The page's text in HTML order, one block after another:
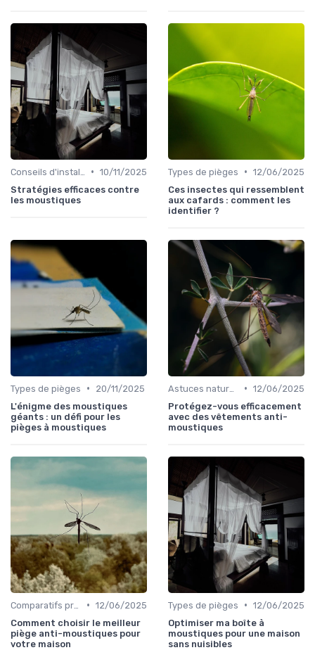
• 10/11/2025
Stratégies efficaces contre
les moustiques
Types de pièges • 12/06/2025
Ces insectes qui ressemblent
aux cafards : comment les
identifier ?
Types de pièges •
20/11/2025
L'énigme des moustiques
géants : un défi pour les
pièges à moustiques
• 12/06/2025
Protégez-vous efficacement
avec des vêtements anti-
moustiques
• 12/06/2025
Comment choisir le meilleur
piège anti-moustiques pour
votre maison
Types de pièges • 12/06/2025
Optimiser ma boîte à
moustiques pour une maison
sans nuisibles